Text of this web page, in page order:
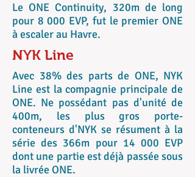
Le ONE Continuity, 320m de long
pour 8 000 EVP, fut le premier ONE
à escaler au Havre.
NYK Line
Avec 38% des parts de ONE, NYK
Line est la compagnie principale de
ONE. Ne possédant pas d'unité de
400m, les plus gros porte-
conteneurs d'NYK se résument à la
série des 366m pour 14 000 EVP
dont une partie est déjà passée sous
la livrée ONE.